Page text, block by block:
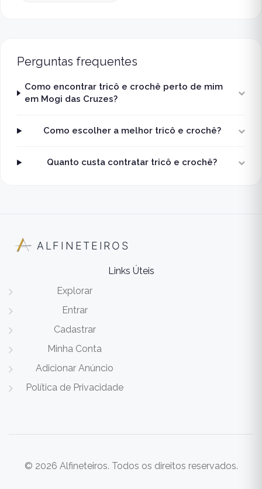
Perguntas frequentes
Como encontrar tricô e crochê perto de mim
em Mogi das Cruzes?
Como escolher a melhor tricô e crochê?
Quanto custa contratar tricô e crochê?
ALFINETEIROS
Links Úteis
Explorar
Entrar
Cadastrar
Minha Conta
Adicionar Anúncio
Política de Privacidade
© 2026 Alfineteiros. Todos os direitos reservados.